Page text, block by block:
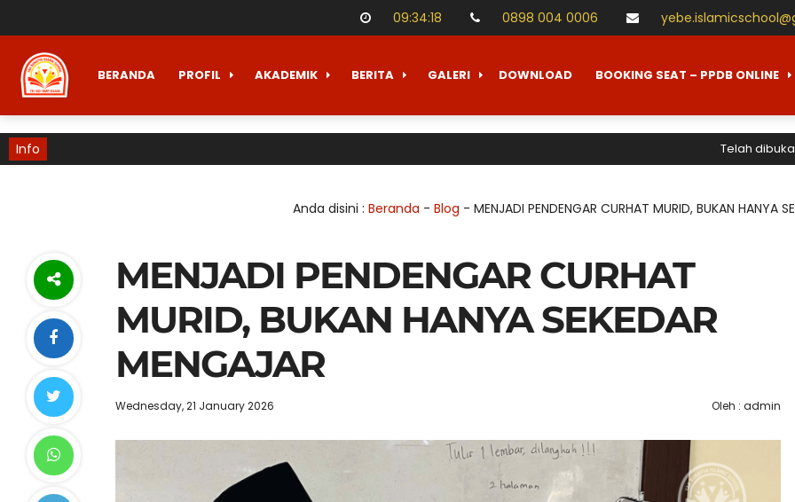
09:34:19 0898 004 0006
BERANDA PROFIL AKADEMIK BERITA GALERI DOWNLOAD BOOKING SEAT – PPDB ONLINE
Info Telah dibuka
Anda disini : Beranda - Blog - MENJADI PENDENGAR CURHAT MURID, BUKAN HANYA
MENJADI PENDENGAR CURHAT
MURID, BUKAN HANYA SEKEDAR
MENGAJAR
Wednesday, 21 January 2026 Oleh : admin